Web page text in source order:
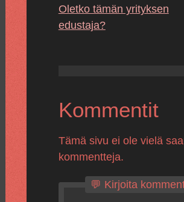
Oletko tämän yrityksen
edustaja?
Kommentit
Tämä sivu ei ole vielä
kommentteja.
💬 Kirjoita